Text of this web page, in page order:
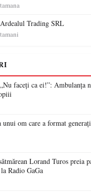
Trading SRL
ei!”: Ambulanța nu vine să vă
om care a format generații de
Lorand Turos preia
Radio GaGa